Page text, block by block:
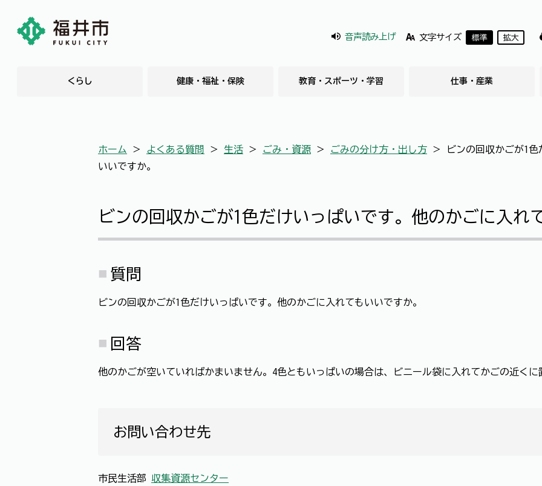
音声読み上げ 文字サイズ 標準 拡大
くらし 健康・福祉・保険 教育・スポーツ・学習 仕事・産業
ホーム ＞ よくある質問 ＞ 生活 ＞ ごみ・資源 ＞ ごみの分け方・出し方 ＞
ビンの回収かごが1
いいですか。
ビンの回収かごが1色だけいっぱいです。他のかごに入れ
質問
ビンの回収かごが1色だけいっぱいです。他のかごに入れてもいいですか。
回答
他のかごが空いていればかまいません。4色ともいっぱいの場合は、ビニール袋に入れてかごの近くに
お問い合わせ先
市民生活部 収集資源センター